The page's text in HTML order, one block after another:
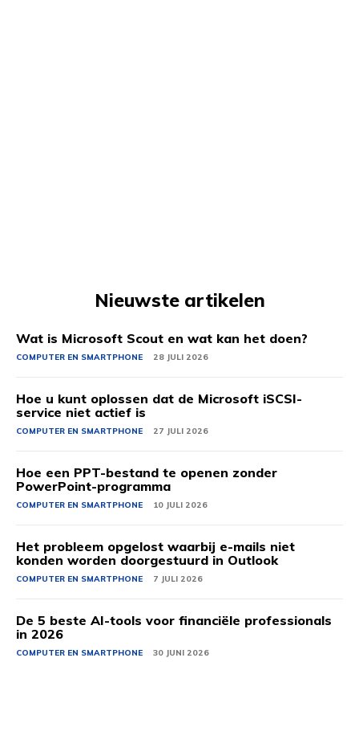
Nieuwste artikelen
Wat is Microsoft Scout en wat kan het doen?
COMPUTER EN SMARTPHONE 28 JULI 2026
Hoe u kunt oplossen dat de Microsoft iSCSI-
service niet actief is
COMPUTER EN SMARTPHONE 27 JULI 2026
Hoe een PPT-bestand te openen zonder
PowerPoint-programma
COMPUTER EN SMARTPHONE 10 JULI 2026
Het probleem opgelost waarbij e-mails niet
konden worden doorgestuurd in Outlook
COMPUTER EN SMARTPHONE 7 JULI 2026
De 5 beste AI-tools voor financiële professionals
in 2026
COMPUTER EN SMARTPHONE 30 JUNI 2026